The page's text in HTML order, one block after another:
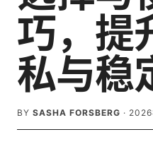
巧，提
私与稳
BY SASHA FORSBERG · 2026